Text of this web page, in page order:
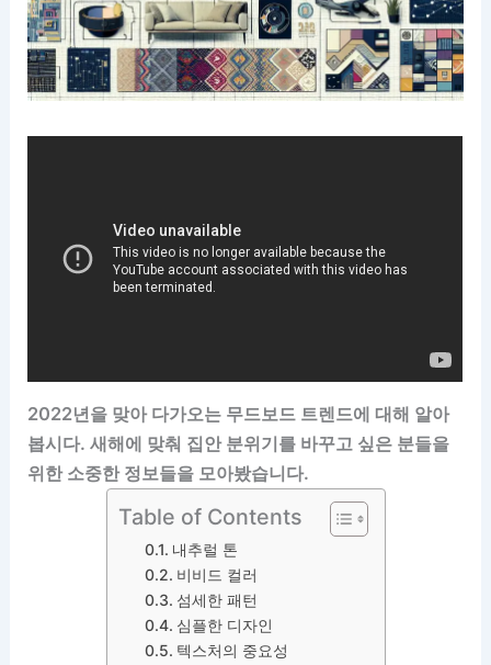
2022년을 맞아 다가오는 무드보드 트렌드에 대해 알아
봅시다. 새해에 맞춰 집안 분위기를 바꾸고 싶은 분들을
위한 소중한 정보들을 모아봤습니다.
Table of Contents
내추럴 톤
비비드 컬러
섬세한 패턴
심플한 디자인
텍스처의 중요성